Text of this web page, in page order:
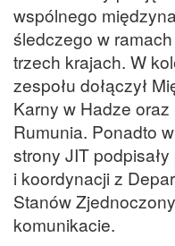
wspólnego
śledczego w
trzech krajach. W
zespołu dołączył
Karny w Hadze
Rumunia. Ponadto
strony JIT
i koordynacji z
Stanów
komunikacie.